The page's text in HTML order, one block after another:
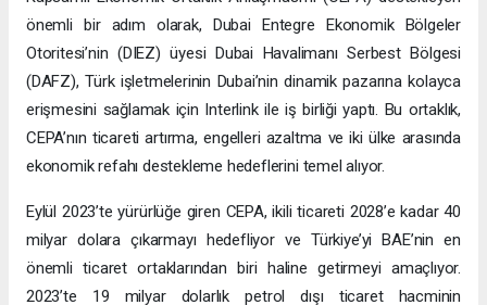
önemli bir adım olarak, Dubai Entegre Ekonomik Bölgeler
Otoritesi’nin (DIEZ) üyesi Dubai Havalimanı Serbest Bölgesi
(DAFZ), Türk işletmelerinin Dubai’nin dinamik pazarına kolayca
erişmesini sağlamak için Interlink ile iş birliği yaptı. Bu ortaklık,
CEPA’nın ticareti artırma, engelleri azaltma ve iki ülke arasında
ekonomik refahı destekleme hedeflerini temel alıyor.
Eylül 2023’te yürürlüğe giren CEPA, ikili ticareti 2028’e kadar 40
milyar dolara çıkarmayı hedefliyor ve Türkiye’yi BAE’nin en
önemli ticaret ortaklarından biri haline getirmeyi amaçlıyor.
2023’te 19 milyar dolarlık petrol dışı ticaret hacminin